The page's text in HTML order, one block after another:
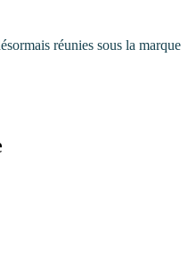
réunies sous la marque